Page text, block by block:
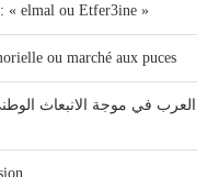
« elmal ou Etfer3ine »
ou marché aux puces
العرب في موجة الانبعاث